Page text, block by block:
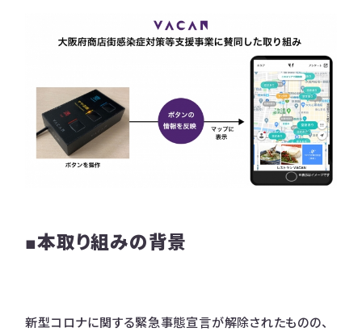
■本取り組みの背景
新型コロナに関する緊急事態宣言が解除されたものの、